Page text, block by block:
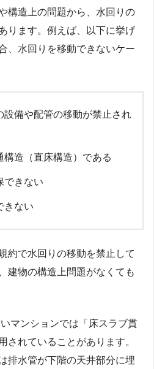
構造上の問題から、水回りの
ります。例えば、以下に挙げ
、水回りを移動できないケー
設備や配管の移動が禁止され
構造（直床構造）である
できない
きない
約で水回りの移動を禁止して
建物の構造上問題がなくても
マンションでは「床スラブ貫
されていることがあります。
排水管が下階の天井部分に埋